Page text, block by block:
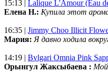
15:13 | Lalique L'Amour (Eau
Елена Н.: Купила этот
16:35 | Jimmy Choo Illicit
Мария: Я давно ходила
14:19 | Bvlgari Omnia Pink
Орынгул Жаксыбаева :